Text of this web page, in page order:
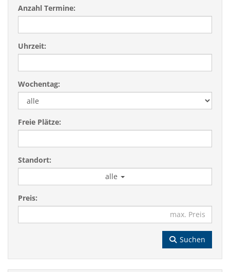
Anzahl Termine:
Uhrzeit:
Wochentag:
Freie Plätze:
Standort:
alle
Preis:
Suchen